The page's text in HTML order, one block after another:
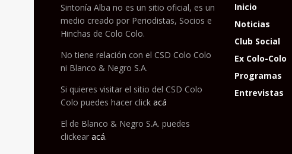
Sintonía Alba no es un sitio oficial, es un
medio creado por Periodistas, Socios e
Hinchas de Colo Colo.
No tiene relación con el CSD Colo Colo
ni Blanco & Negro S.A.
Si quieres visitar el sitio del CSD Colo
Colo puedes hacer click acá
El de Blanco & Negro S.A. puedes
clickear acá.
Inicio
Noticias
Club Social
Ex Colo-Colo
Programas
Entrevistas